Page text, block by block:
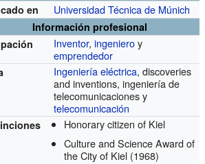
en
Universidad Técnica de Múnich
Información profesional
Inventor,ingenieroy
emprendedor
Ingeniería eléctrica, discoveries
and inventions, ingeniería de
telecomunicaciones y
telecomunicación
Honorary citizen of Kiel
Culture and Science Award of
the City of Kiel (1968)